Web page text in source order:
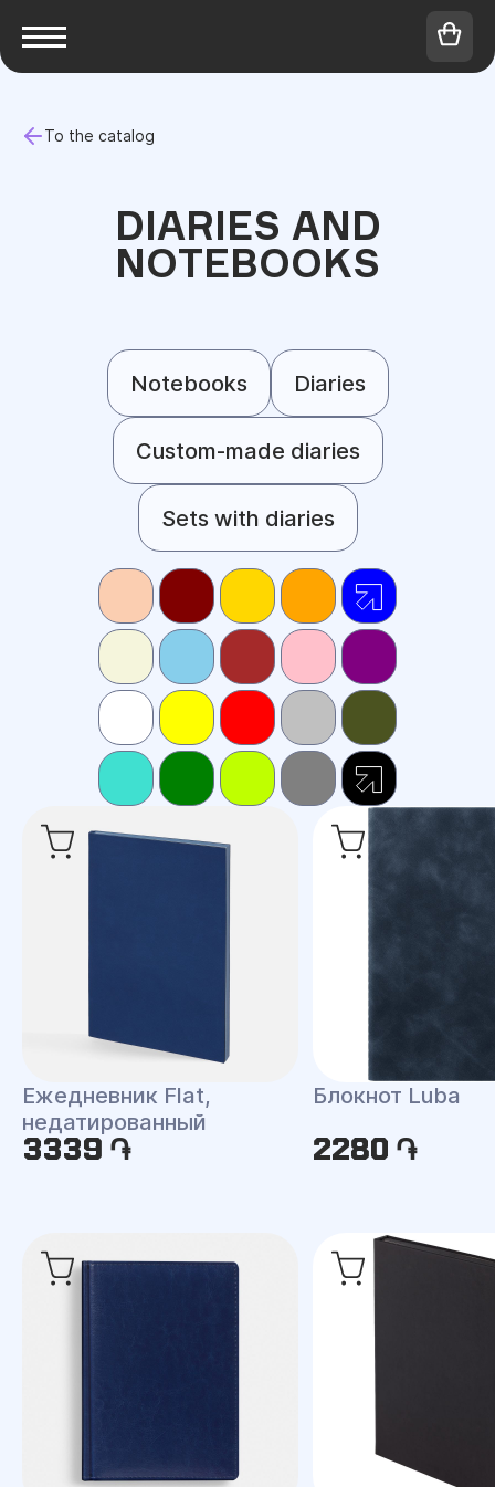
To the catalog
DIARIES AND
NOTEBOOKS
Notebooks Diaries
Custom-made diaries
Sets with diaries
Ежедневник Flat,
недатированный
3339 ֏
Блокнот Luba
2280 ֏